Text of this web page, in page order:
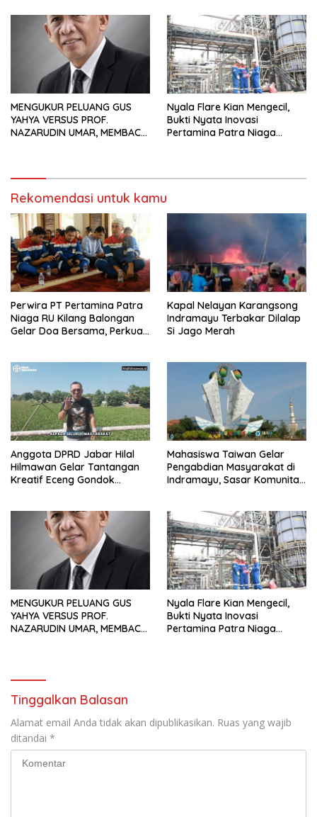
MENGUKUR PELUANG GUS
YAHYA VERSUS PROF.
NAZARUDIN UMAR, MEMBACA
Nyala Flare Kian Mengecil,
Bukti Nyata Inovasi
Pertamina Patra Niaga
Rekomendasi untuk kamu
Perwira PT Pertamina Patra
Niaga RU Kilang Balongan
Gelar Doa Bersama, Perkuat
Kapal Nelayan Karangsong
Indramayu Terbakar Dilalap
Si Jago Merah
Anggota DPRD Jabar Hilal
Hilmawan Gelar Tantangan
Kreatif Eceng Gondok
Mahasiswa Taiwan Gelar
Pengabdian Masyarakat di
Indramayu, Sasar Komunitas
MENGUKUR PELUANG GUS
YAHYA VERSUS PROF.
NAZARUDIN UMAR, MEMBACA
Nyala Flare Kian Mengecil,
Bukti Nyata Inovasi
Pertamina Patra Niaga
Tinggalkan Balasan
Alamat email Anda tidak akan dipublikasikan. Ruas yang wajib
ditandai *